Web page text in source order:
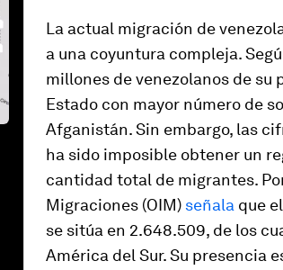
La actual migración de
a una coyuntura compleja.
millones de venezolanos de su
Estado con mayor número de
Afganistán. Sin embargo, las
ha sido imposible obtener un
cantidad total de migrantes.
Migraciones (OIM) señala que
se sitúa en 2.648.509, de los
América del Sur. Su presencia